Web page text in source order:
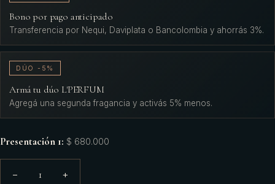
Bono por pago anticipado
Transferencia por Nequi, Daviplata o Bancolombia y ahorrás 3%.
DÚO -5%
Armá tu dúo L'PERFUM
Agregá una segunda fragancia y activás 5% menos.
Presentación 1: $ 680.000
− 1 +